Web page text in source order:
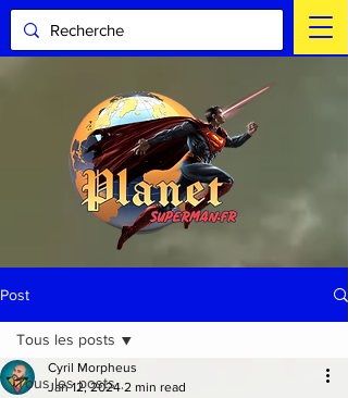
Post
Tous les posts
Tous les posts
Cyril Morpheus
Jan 12, 2024 2 min read